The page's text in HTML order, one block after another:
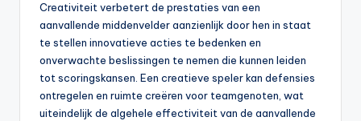
Creativiteit verbetert de prestaties van een
aanvallende middenvelder aanzienlijk door hen in staat
te stellen innovatieve acties te bedenken en
onverwachte beslissingen te nemen die kunnen leiden
tot scoringskansen. Een creatieve speler kan defensies
ontregelen en ruimte creëren voor teamgenoten, wat
uiteindelijk de algehele effectiviteit van de aanvallende